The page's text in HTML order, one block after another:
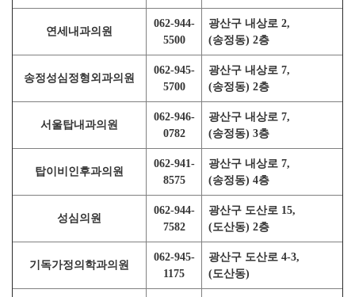
연세내과의원
062-944-
5500
광산구 내상로 2,
(송정동) 2층
송정성심정형외과의원
062-945-
5700
광산구 내상로 7,
(송정동) 2층
서울탑내과의원
062-946-
0782
광산구 내상로 7,
(송정동) 3층
탑이비인후과의원
062-941-
8575
광산구 내상로 7,
(송정동) 4층
성심의원
062-944-
7582
광산구 도산로 15,
(도산동) 2층
기독가정의학과의원
062-945-
1175
광산구 도산로 4-3,
(도산동)